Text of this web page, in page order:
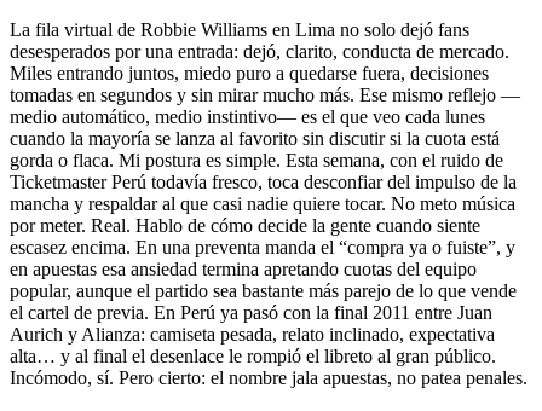
La fila virtual de Robbie Williams en Lima no solo dejó fans
desesperados por una entrada: dejó, clarito, conducta de mercado.
Miles entrando juntos, miedo puro a quedarse fuera, decisiones
tomadas en segundos y sin mirar mucho más. Ese mismo reflejo —
medio automático, medio instintivo— es el que veo cada lunes
cuando la mayoría se lanza al favorito sin discutir si la cuota está
gorda o flaca. Mi postura es simple. Esta semana, con el ruido de
Ticketmaster Perú todavía fresco, toca desconfiar del impulso de la
mancha y respaldar al que casi nadie quiere tocar. No meto música
por meter. Real. Hablo de cómo decide la gente cuando siente
escasez encima. En una preventa manda el “compra ya o fuiste”, y
en apuestas esa ansiedad termina apretando cuotas del equipo
popular, aunque el partido sea bastante más parejo de lo que vende
el cartel de previa. En Perú ya pasó con la final 2011 entre Juan
Aurich y Alianza: camiseta pesada, relato inclinado, expectativa
alta… y al final el desenlace le rompió el libreto al gran público.
Incómodo, sí. Pero cierto: el nombre jala apuestas, no patea penales.